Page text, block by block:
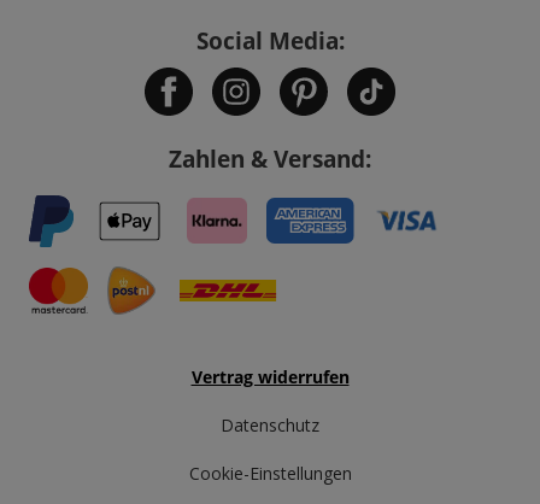
Social Media:
Zahlen & Versand:
Vertrag widerrufen
Datenschutz
Cookie-Einstellungen